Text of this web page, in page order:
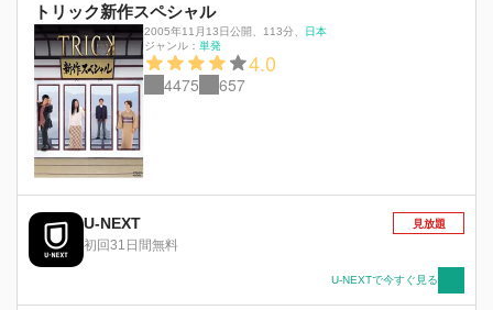
トリック新作スペシャル
2005年11月13日公開 113分
日本
ジャンル： 単発
4.0
4475 657
U-NEXT
初回31日間無料
見放題
U-NEXTで今すぐ見る